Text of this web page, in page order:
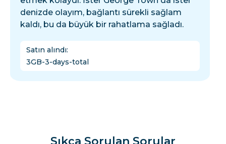
denizde olayım, bağlantı sürekli sağlam
kaldı, bu da büyük bir rahatlama sağladı.
Satın alındı:
3GB-3-days-total